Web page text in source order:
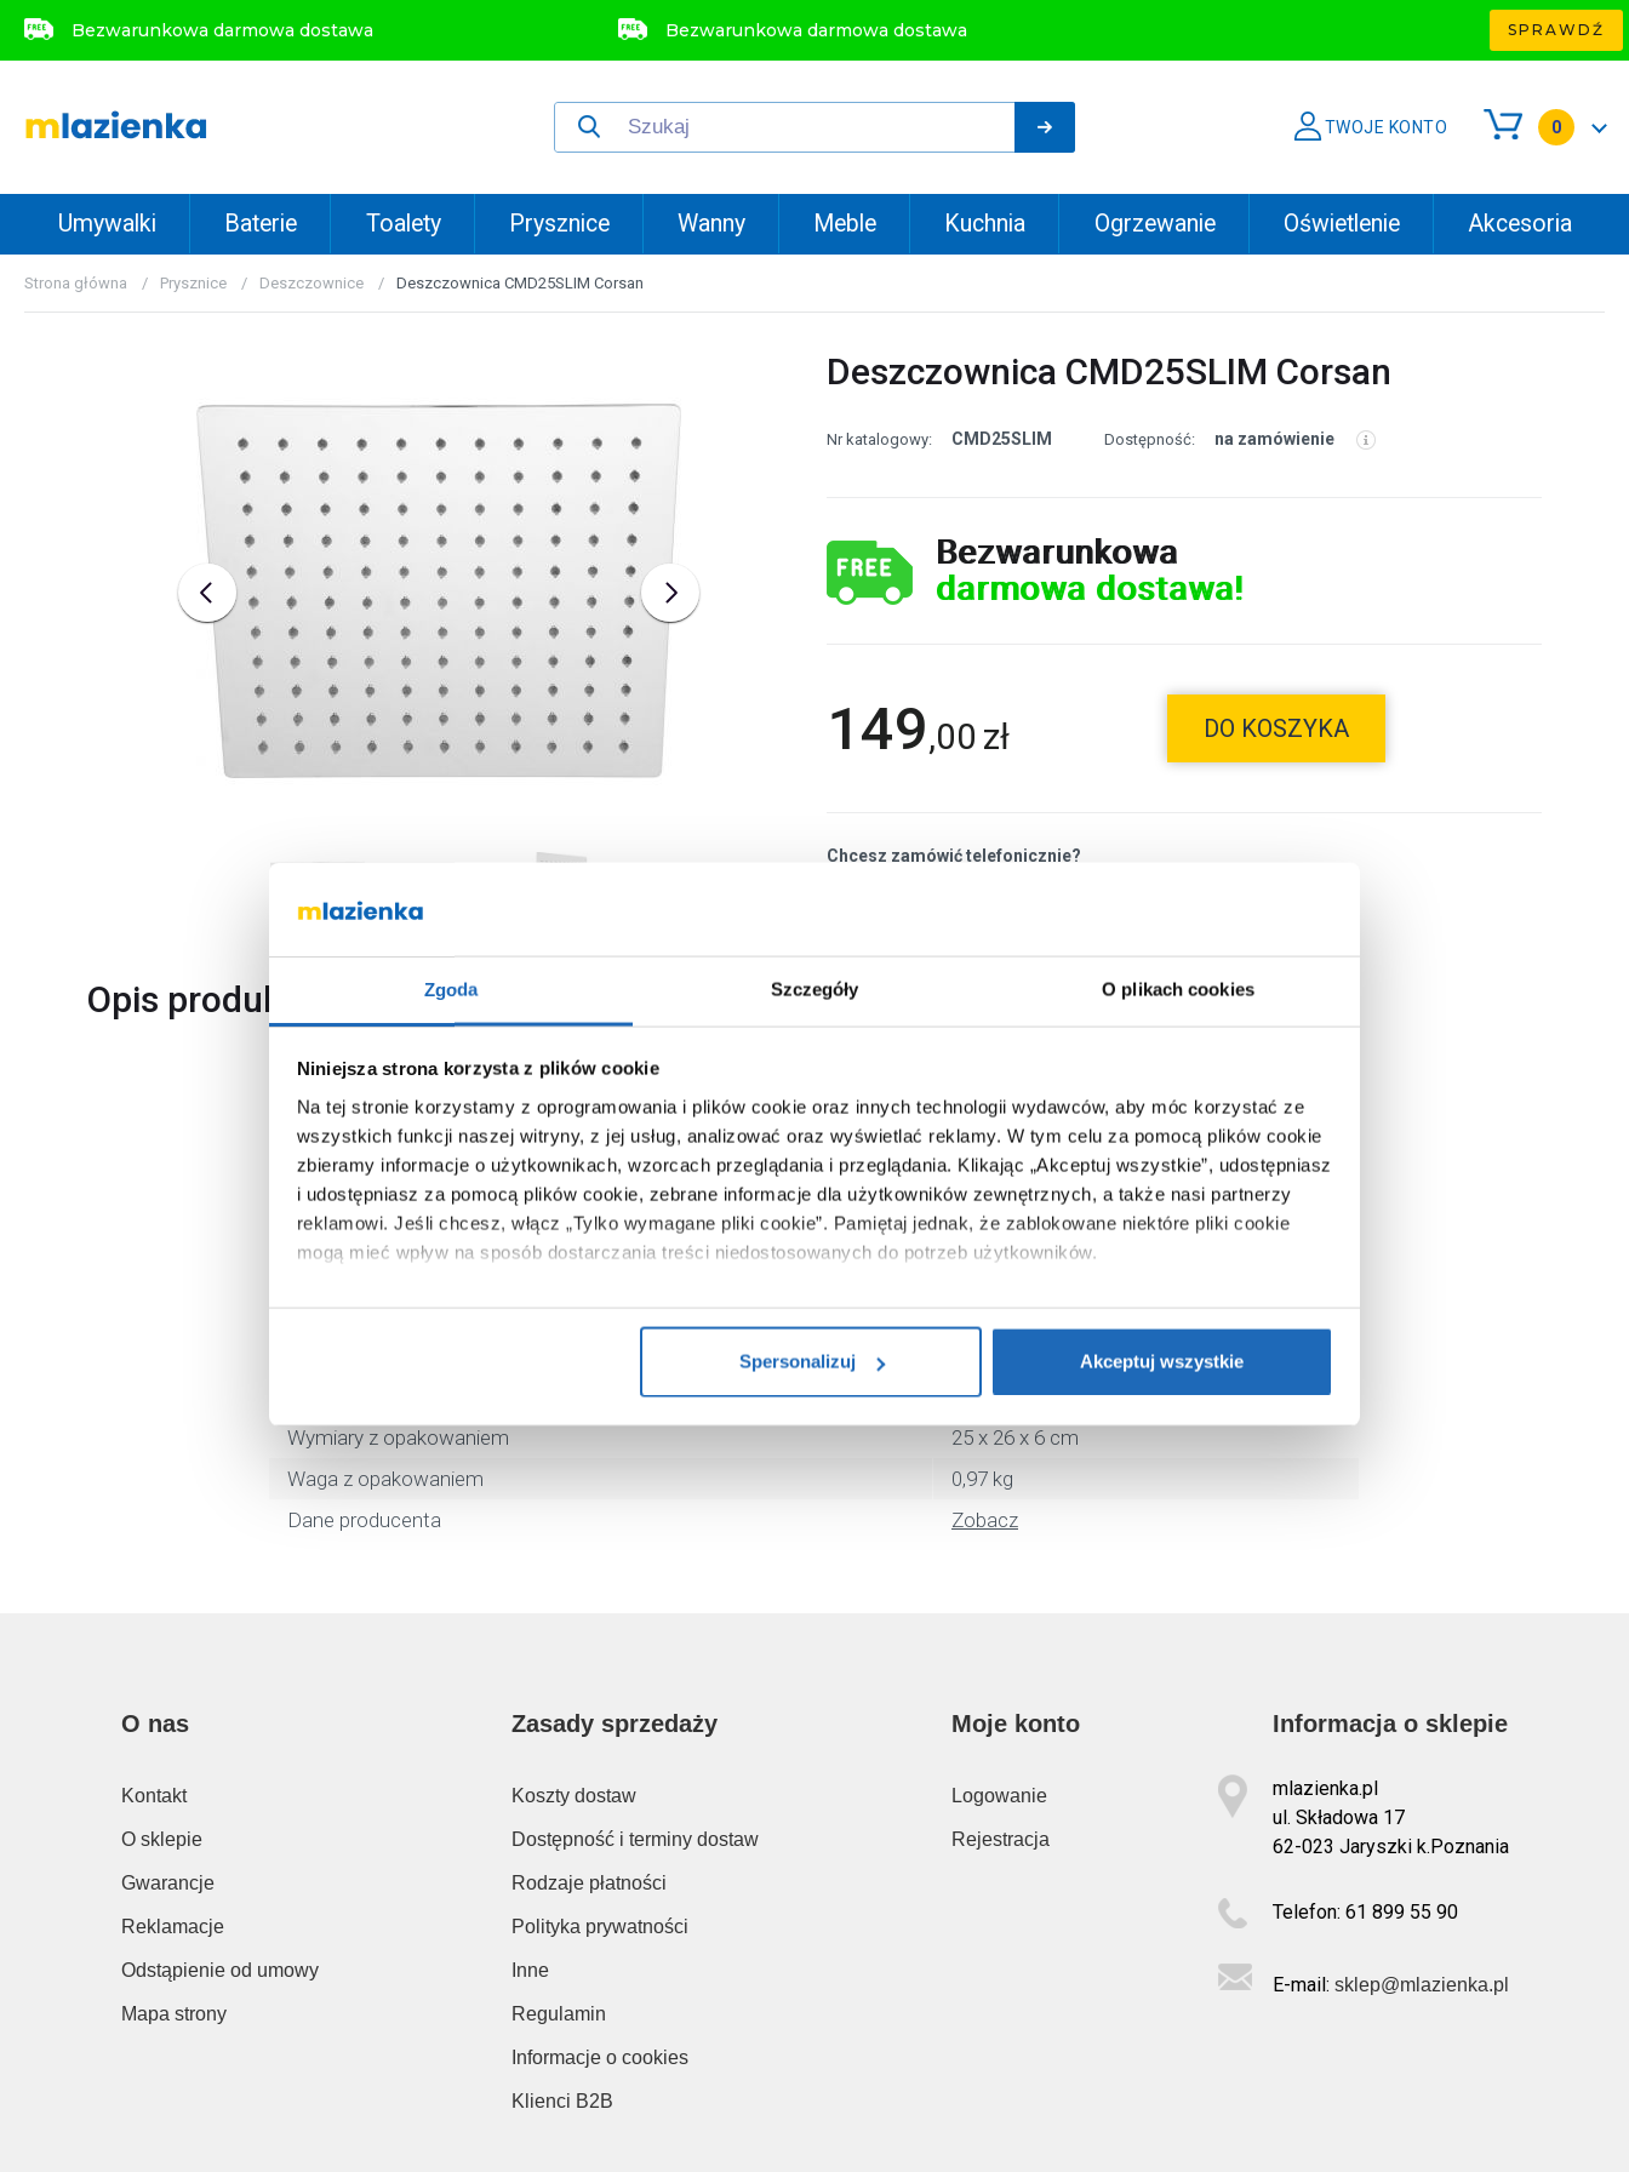
Zgoda Szczegóły O plikach cookies
Niniejsza strona korzysta z plików cookie
Na tej stronie korzystamy z oprogramowania i plików cookie oraz innych technologii wydawców, aby móc korzystać ze
wszystkich funkcji naszej witryny, z jej usług, analizować oraz wyświetlać reklamy. W tym celu za pomocą plików cookie
zbieramy informacje o użytkownikach, wzorcach przeglądania i przeglądania. Klikając „Akceptuj wszystkie”, udostępniasz
i udostępniasz za pomocą plików cookie, zebrane informacje dla użytkowników zewnętrznych, a także nasi partnerzy
reklamowi. Jeśli chcesz, włącz „Tylko wymagane pliki cookie”. Pamiętaj jednak, że zablokowane niektóre pliki cookie
mogą mieć wpływ na sposób dostarczania treści niedostosowanych do potrzeb użytkowników.
Aby uzyskać więcej informacji na temat plików plików cookie, kliknij „Ustawienia plików cookie”.Jeśli chcesz uzyskać
Spersonalizuj
Akceptuj wszystkie
Bezwarunkowa darmowa dostawa Bezwarunkowa darmowa dostawa SPRAWDŹ
TWOJE KONTO 0
Umywalki Baterie Toalety Prysznice Wanny Meble Kuchnia Ogrzewanie Oświetlenie Akcesoria
Strona główna Prysznice Deszczownice Deszczownica CMD25SLIM Corsan
Deszczownica CMD25SLIM Corsan
Nr katalogowy: CMD25SLIM Dostępność: na zamówienie
Bezwarunkowa
darmowa dostawa!
149,00 zł DO KOSZYKA
Chcesz zamówić telefonicznie?
Opis produktu
Marka
Corsan
Nr katalogowy
CMD25SLIM
Kształt
kwadratowa
Dłuższy bok
25 cm
Kolor
chrom
5905669636360
Wymiary z opakowaniem
25 x 26 x 6 cm
Waga z opakowaniem
0,97 kg
Dane producenta
Zobacz
O nas
Kontakt
O sklepie
Gwarancje
Reklamacje
Odstąpienie od umowy
Mapa strony
Zasady sprzedaży
Koszty dostaw
Dostępność i terminy dostaw
Rodzaje płatności
Polityka prywatności
Inne
Regulamin
Informacje o cookies
Klienci B2B
Moje konto
Logowanie
Rejestracja
Informacja o sklepie
mlazienka.pl
ul. Składowa 17
62-023 Jaryszki k.Poznania
Telefon: 61 899 55 90
E-mail: sklep@mlazienka.pl